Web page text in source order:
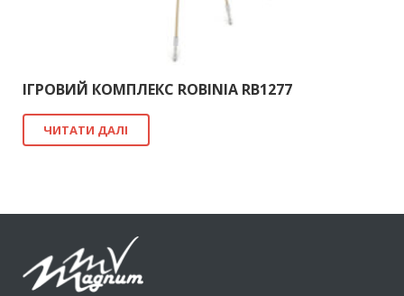
ІГРОВИЙ КОМПЛЕКС ROBINIA RB1277
ЧИТАТИ ДАЛІ